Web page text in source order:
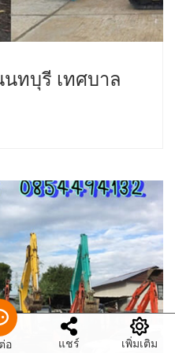
ทบุรี เทศบาล
อ แชร์ เพิ่มเติม